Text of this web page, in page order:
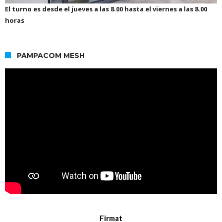
El turno es desde el jueves a las 8.00 hasta el viernes a las 8.00
horas
PAMPACOM MESH
Firmat